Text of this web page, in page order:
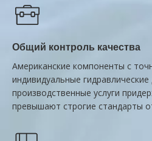
Общий контроль качества
Американские компоненты с
индивидуальные гидравлические
производственные услуги
превышают строгие стандарты